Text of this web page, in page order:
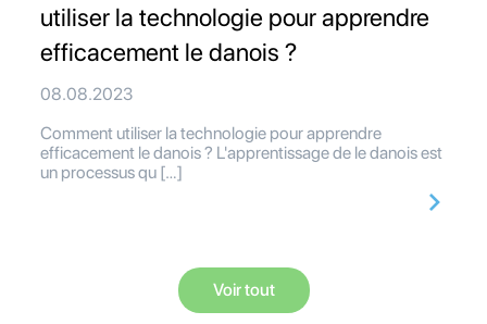
utiliser la technologie pour apprendre
efficacement le danois ?
08.08.2023
Comment utiliser la technologie pour apprendre
efficacement le danois ? L'apprentissage de le danois est
un processus qu […]
Voir tout